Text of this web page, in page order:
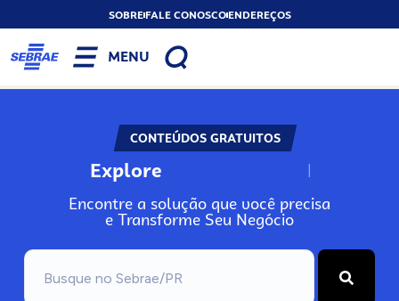
SOBREFALE CONOSCOENDEREÇOS
MENU
CONTEÚDOS GRATUITOS
Explore N
Encontre a solução que você precisa
e Transforme Seu Negócio